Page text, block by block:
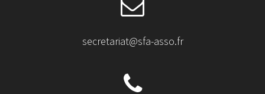
secretariat@sfa-asso.fr